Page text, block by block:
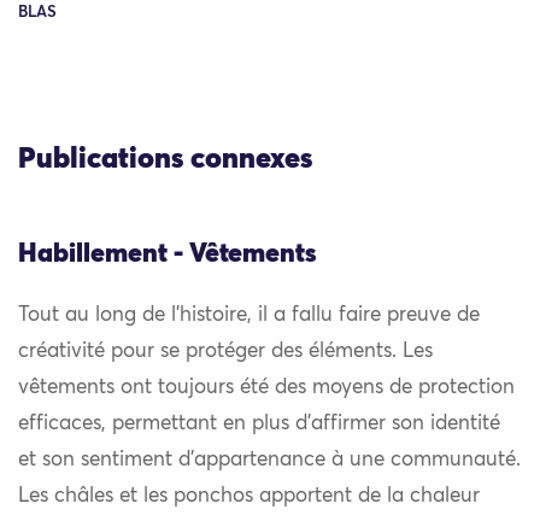
BLAS
Publications connexes
Habillement - Vêtements
Tout au long de l’histoire, il a fallu faire preuve de
créativité pour se protéger des éléments. Les
vêtements ont toujours été des moyens de protection
efficaces, permettant en plus d’affirmer son identité
et son sentiment d’appartenance à une communauté.
Les châles et les ponchos apportent de la chaleur